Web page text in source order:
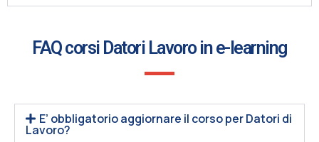
FAQ corsi Datori Lavoro in e-learning
E’ obbligatorio aggiornare il corso per Datori di
Lavoro?